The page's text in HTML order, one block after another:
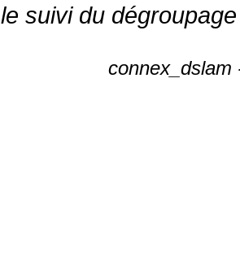
le suivi du
connex_dslam